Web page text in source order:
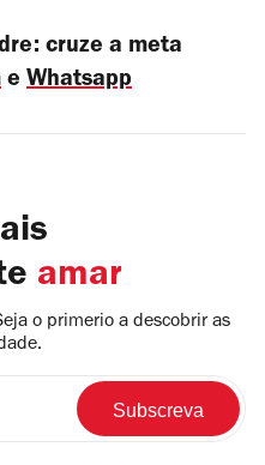
cruze a meta
e Whatsapp
amar
o primerio a descobrir as